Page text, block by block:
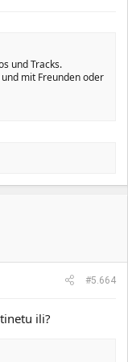
und Tracks.
mit Freunden oder
#5.664
ili?